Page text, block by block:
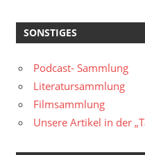
SONSTIGES
Podcast- Sammlung
Literatursammlung
Filmsammlung
Unsere Artikel in der